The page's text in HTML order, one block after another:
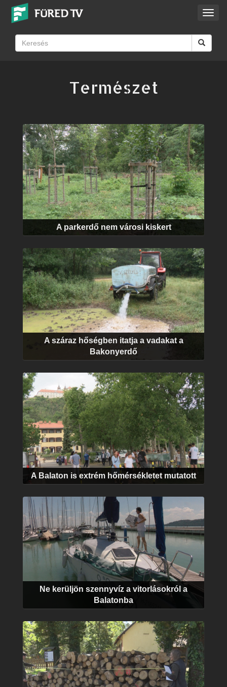
Természet
A parkerdő nem városi kiskert
A száraz hőségben itatja a vadakat a
Bakonyerdő
A Balaton is extrém hőmérsékletet mutatott
Ne kerüljön szennyvíz a vitorlásokról a
Balatonba